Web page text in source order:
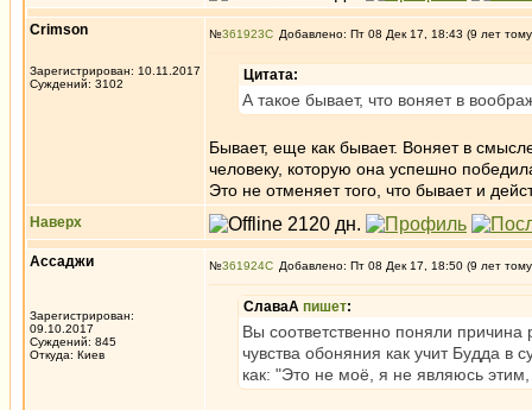
Crimson
Зарегистрирован: 10.11.2017
Суждений: 3102
№361923 Добавлено: Пт 08 Дек 17, 18:43 (9 лет
Цитата:
А такое бывает, что воняет в
Бывает, еще как бывает. Воняет в
человеку, которую она успешно
Это не отменяет того, что бывает и
Наверх
Ассаджи
Зарегистрирован:
09.10.2017
Суждений: 845
Откуда: Киев
№361924 Добавлено: Пт 08 Дек 17, 18:50 (9 лет
СлаваА пишет:
Вы соответственно поняли причина
чувства обоняния как учит Будда в
как: "Это не моё, я не являюсь